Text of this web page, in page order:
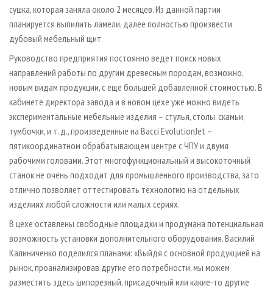
сушка, которая заняла около 2 месяцев. Из данной партии
планируется выпилить ламели, далее полностью произвести
дубовый мебельный щит.
Руководство предприятия постоянно ведет поиск новых
направлений работы по другим древесным породам, возможно,
новым видам продукции, с еще большей добавленной стоимостью. В
кабинете директора завода и в новом цехе уже можно видеть
экспериментальные мебельные изделия – стулья, столы, скамьи,
тумбочки, и т. д., произведенные на Bacci EvolutionJet –
пятикоординатном обрабатывающем центре с ЧПУ и двумя
рабочими головами. Этот многофункциональный и высокоточный
станок не очень подходит для промышленного производства, зато
отлично позволяет оттестировать технологию на отдельных
изделиях любой сложности или малых сериях.
В цехе оставлены свободные площадки и продумана потенциальная
возможность установки дополнительного оборудования. Василий
Калиниченко поделился планами: «Выйдя с основной продукцией на
рынок, проанализировав другие его потребности, мы можем
разместить здесь шипорезный, присадочный или какие-то другие